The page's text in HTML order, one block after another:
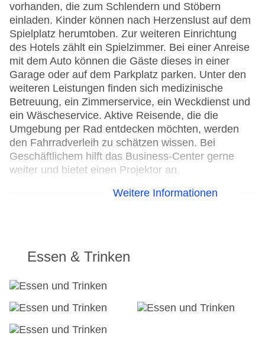
vorhanden, die zum Schlendern und Stöbern
einladen. Kinder können nach Herzenslust auf dem
Spielplatz herumtoben. Zur weiteren Einrichtung
des Hotels zählt ein Spielzimmer. Bei einer Anreise
mit dem Auto können die Gäste dieses in einer
Garage oder auf dem Parkplatz parken. Unter den
weiteren Leistungen finden sich medizinische
Betreuung, ein Zimmerservice, ein Weckdienst und
ein Wäscheservice. Aktive Reisende, die die
Umgebung per Rad entdecken möchten, werden
den Fahrradverleih zu schätzen wissen. Bei
Geschäftlichem hilft das Business-Center gerne
weiter und bietet einen Projektor an.
Garage
Hotelsafe
Letzte umfassende Renovierung: 2010
Lift
Anzahl der Aufzüge: 1
Weitere Informationen
Essen & Trinken